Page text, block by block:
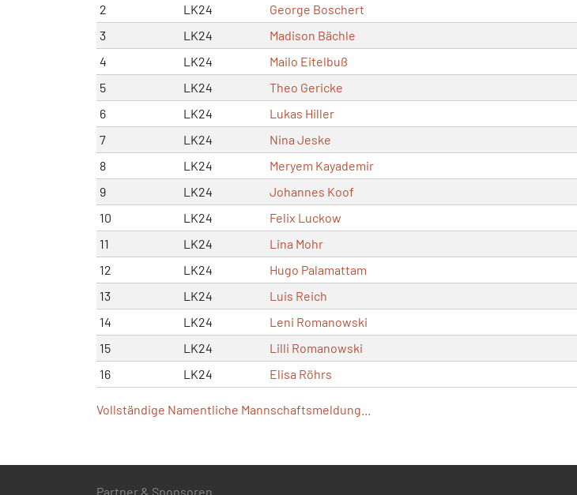
2
LK24 George Boschert
3
LK24 Madison Bächle
4
LK24 Mailo Eitelbuß
5
LK24 Theo Gericke
6
LK24 Lukas Hiller
7
LK24 Nina Jeske
8
LK24 Meryem Kayademir
9
LK24 Johannes Koof
10
LK24 Felix Luckow
11
LK24 Lina Mohr
12
LK24 Hugo Palamattam
13
LK24 Luis Reich
14
LK24 Leni Romanowski
15
LK24 Lilli Romanowski
16
LK24 Elisa Röhrs
Vollständige Namentliche Mannschaftsmeldung...
Partner & Sponsoren